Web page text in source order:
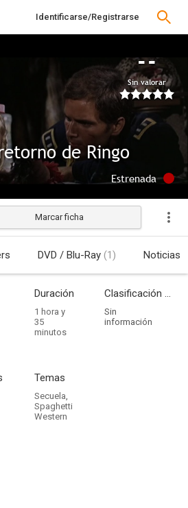
Identificarse/Registrarse
--
Sin valorar
de Ringo
Estrenada
Marcar ficha
DVD / Blu-Ray (1) Noticias
Duración
1 hora y
35
minutos
Clasificación por edades
Sin
información
Temas
Secuela,
Spaghetti
Western